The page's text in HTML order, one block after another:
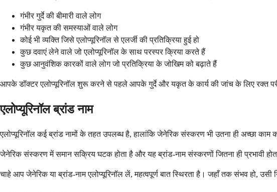
गंभीर गुर्दे की बीमारी वाले लोग
गंभीर यकृत की समस्याओं वाले लोग
कोई भी व्यक्ति जिसे एलोप्यूरिनॉल से एलर्जी की प्रतिक्रिया हुई हो
कुछ दवाएं लेने वाले जो एलोप्यूरिनॉल के साथ परस्पर क्रिया करते हैं
कुछ आनुवंशिक कारकों वाले लोग जो प्रतिक्रिया के जोखिम को बढ़ाते हैं
आपके डॉक्टर एलोप्यूरिनॉल शुरू करने से पहले आपके गुर्दे और यकृत के कार्य की जांच के लिए रक्त
एलोप्यूरिनॉल ब्रांड नाम
एलोप्यूरिनॉल कई ब्रांड नामों के तहत उपलब्ध है, हालांकि जेनेरिक संस्करण भी उतना ही अच्छा काम
जेनेरिक संस्करण में समान सक्रिय घटक होता है और यह ब्रांड-नाम संस्करणों जितना ही प्रभावी
चाहे आप जेनेरिक या ब्रांड-नाम एलोप्यूरिनॉल लें, महत्वपूर्ण बात स्थिरता है। जहाँ तक संभव हो,